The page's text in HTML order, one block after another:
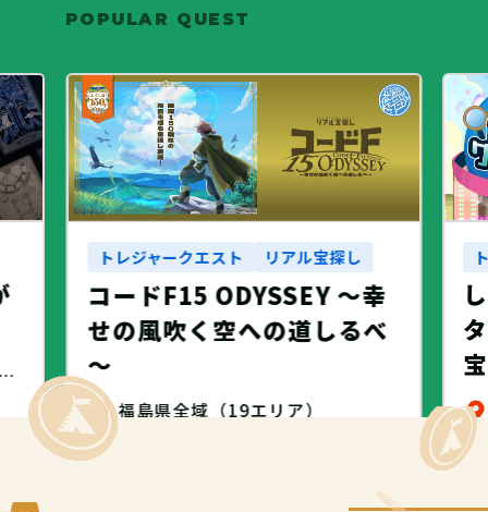
POPULAR QUEST
・NANICA -NAGOYA-
トレジャークエスト リアル宝探し
コードF15 ODYSSEY ～幸
せの風吹く空への道しるべ
～
福島県全域（19エリア）
宝